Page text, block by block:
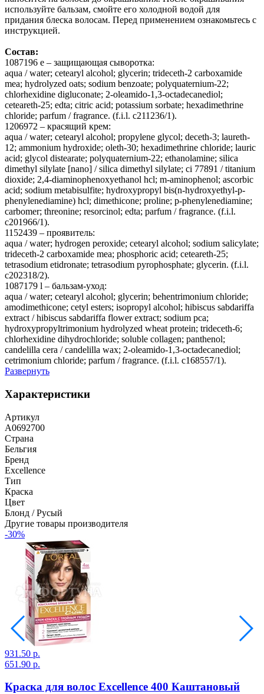
используйте бальзам, смойте его холодной водой для
придания блеска волосам. Перед применением ознакомьтесь с
инструкцией.
Состав:
1087196 e – защищающая сыворотка:
aqua / water; cetearyl alcohol; glycerin; trideceth-2 carboxamide
mea; hydrolyzed oats; sodium benzoate; polyquaternium-22;
chlorhexidine digluconate; 2-oleamido-1,3-octadecanediol;
ceteareth-25; edta; citric acid; potassium sorbate; hexadimethrine
chloride; parfum / fragrance. (f.i.l. c211236/1).
1206972 – красящий крем:
aqua / water; cetearyl alcohol; propylene glycol; deceth-3; laureth-
12; ammonium hydroxide; oleth-30; hexadimethrine chloride; lauric
acid; glycol distearate; polyquaternium-22; ethanolamine; silica
dimethyl silylate [nano] / silica dimethyl silylate; ci 77891 / titanium
dioxide; 2,4-diaminophenoxyethanol hcl; m-aminophenol; ascorbic
acid; sodium metabisulfite; hydroxypropyl bis(n-hydroxyethyl-p-
phenylenediamine) hcl; dimethicone; proline; p-phenylenediamine;
carbomer; threonine; resorcinol; edta; parfum / fragrance. (f.i.l.
c201966/1).
1152439 – проявитель:
aqua / water; hydrogen peroxide; cetearyl alcohol; sodium salicylate;
trideceth-2 carboxamide mea; phosphoric acid; ceteareth-25;
tetrasodium etidronate; tetrasodium pyrophosphate; glycerin. (f.i.l.
c202318/2).
1087179 l – бальзам-уход:
aqua / water; cetearyl alcohol; glycerin; behentrimonium chloride;
amodimethicone; cetyl esters; isopropyl alcohol; hibiscus sabdariffa
extract / hibiscus sabdariffa flower extract; sodium pca;
hydroxypropyltrimonium hydrolyzed wheat protein; trideceth-6;
chlorhexidine dihydrochloride; soluble collagen; panthenol;
candelilla cera / candelilla wax; 2-oleamido-1,3-octadecanediol;
cetrimonium chloride; parfum / fragrance. (f.i.l. c168557/1).
Развернуть
Характеристики
Артикул
A0692700
Страна
Бельгия
Бренд
Excellence
Тип
Краска
Цвет
Блонд / Русый
Другие товары производителя
-30%
931.50 р.
651.90 р.
Краска для волос Excellence 400 Каштановый